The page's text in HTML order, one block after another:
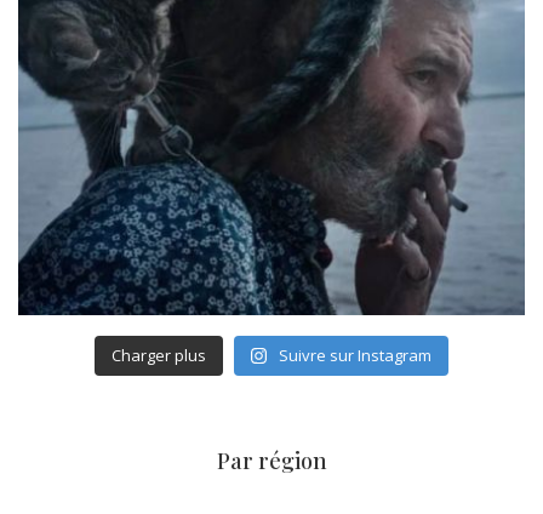
Charger plus Suivre sur Instagram
Par région